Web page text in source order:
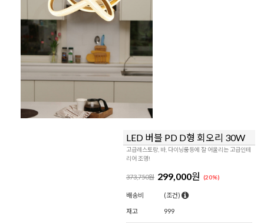
LED 버블 PD D형 회오리 30W
고급레스토랑, 바, 다이닝룸등에 잘 어울리는 고급인테
리어 조명!
373,750원 299,000원 (20%)
배송비 (조건)
재고 999